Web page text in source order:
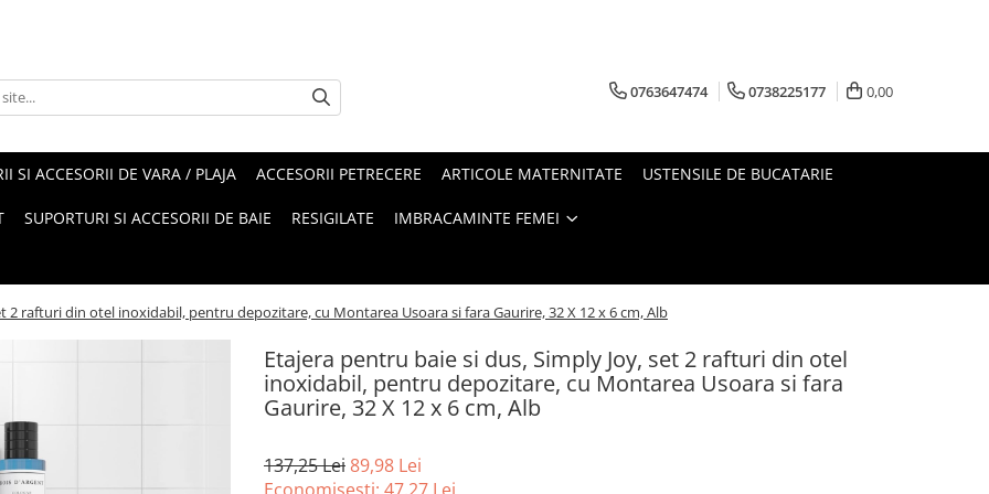
0763647474 0738225177 0,00
SI ACCESORII DE VARA / PLAJA ACCESORII PETRECERE ARTICOLE MATERNITATE USTENSILE DE BUCATARIE
SUPORTURI SI ACCESORII DE BAIE RESIGILATE IMBRACAMINTE FEMEI
2 rafturi din otel inoxidabil, pentru depozitare, cu Montarea Usoara si fara Gaurire, 32 X 12 x 6 cm, Alb
Etajera pentru baie si dus, Simply Joy, set 2 rafturi din otel
inoxidabil, pentru depozitare, cu Montarea Usoara si fara
Gaurire, 32 X 12 x 6 cm, Alb
137,25 Lei89,98 Lei